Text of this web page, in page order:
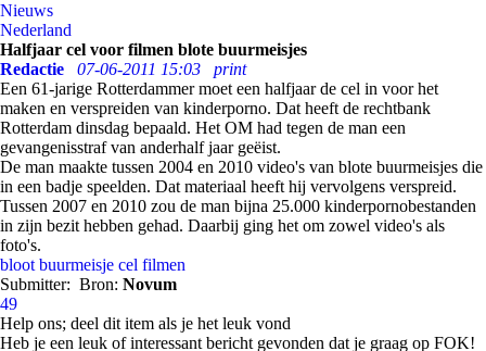
Nieuws
Nederland
Halfjaar cel voor filmen blote buurmeisjes
Redactie
07-06-2011 15:03
print
Een 61-jarige Rotterdammer moet een halfjaar de cel in voor het
maken en verspreiden van kinderporno. Dat heeft de rechtbank
Rotterdam dinsdag bepaald. Het OM had tegen de man een
gevangenisstraf van anderhalf jaar geëist.
De man maakte tussen 2004 en 2010 video's van blote buurmeisjes die
in een badje speelden. Dat materiaal heeft hij vervolgens verspreid.
Tussen 2007 en 2010 zou de man bijna 25.000 kinderpornobestanden
in zijn bezit hebben gehad. Daarbij ging het om zowel video's als
foto's.
bloot buurmeisje cel filmen
Submitter: Bron: Novum
49
Help ons; deel dit item als je het leuk vond
Heb je een leuk of interessant bericht gevonden dat je graag op FOK!